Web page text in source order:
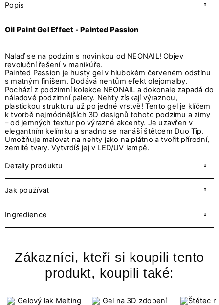
Popis
Oil Paint Gel Effect - Painted Passion
Nalaď se na podzim s novinkou od NEONAIL! Objev
revoluční řešení v manikúře.
Painted Passion je hustý gel v hlubokém červeném odstínu
s matným finišem. Dodává nehtům efekt olejomalby.
Pochází z podzimní kolekce NEONAIL a dokonale zapadá do
náladové podzimní palety. Nehty získají výraznou,
plastickou strukturu už po jedné vrstvě! Tento gel je klíčem
k tvorbě nejmódnějších 3D designů tohoto podzimu a zimy
– od jemných textur po výrazné akcenty. Je uzavřen v
elegantním kelímku a snadno se nanáší štětcem Duo Tip.
Umožňuje malovat na nehty jako na plátno a tvořit přírodní,
zemité tvary. Vytvrdíš jej v LED/UV lampě.
Detaily produktu
Jak používat
Ingredience
Zákazníci, kteří si koupili tento
produkt, koupili také: